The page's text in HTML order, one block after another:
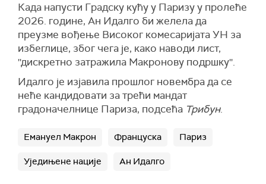
Када напусти Градску кућу у Паризу у пролеће
2026. године, Ан Идалго би желела да
преузме вођење Високог комесаријата УН за
избеглице, због чега је, како наводи лист,
''дискретно затражила Макронову подршку''.
Идалго је изјавила прошлог новембра да се
неће кандидовати за трећи мандат
градоначелнице Париза, подсећа Трибун.
Емануел Макрон Француска Париз
Уједињене нације Ан Идалго